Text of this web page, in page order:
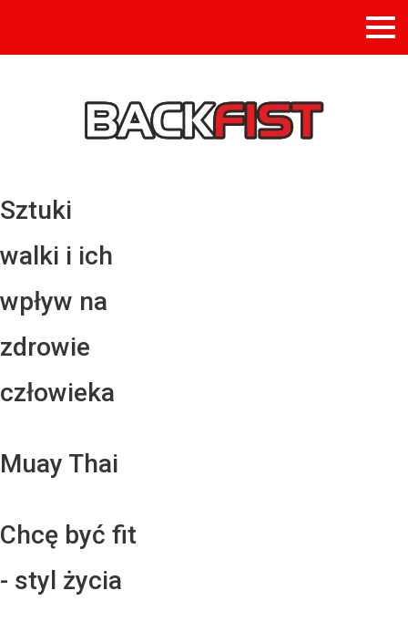
Sztuki
walki i ich
wpływ na
zdrowie
człowieka
Muay Thai
Chcę być fit
- styl życia